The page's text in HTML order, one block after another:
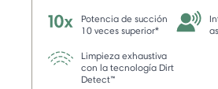
Potencia de succión
10 veces superior*
Limpieza exhaustiva
con la tecnología Dirt
Detect™